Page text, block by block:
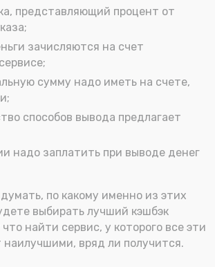
представляющий процент от
зачисляются на счет
сумму надо иметь на счете,
способов вывода предлагает
надо заплатить при выводе денег
по какому именно из этих
выбирать лучший кэшбэк
найти сервис, у которого все эти
наилучшими, вряд ли получится.